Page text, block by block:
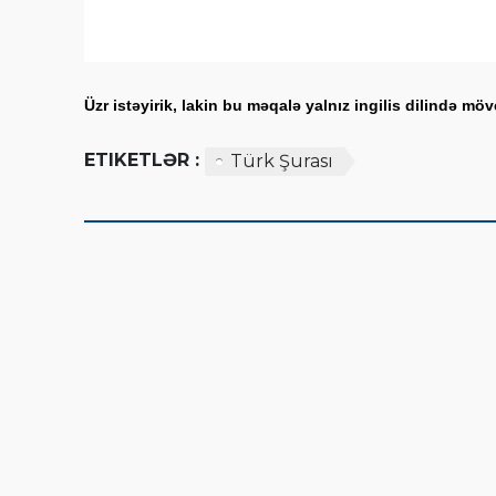
Üzr istəyirik, lakin bu məqalə yalnız ingilis dilində
ETIKETLƏR : Türk Şurası